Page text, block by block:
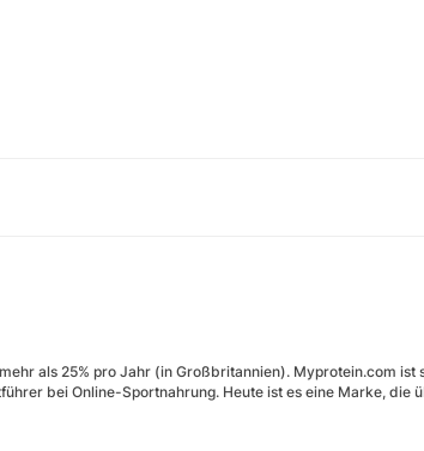
als 25% pro Jahr (in Großbritannien). Myprotein.com ist
bei Online-Sportnahrung. Heute ist es eine Marke, die